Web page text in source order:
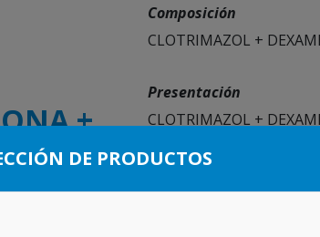
+
Composición
CLOTRIMAZOL +
Presentación
CLOTRIMAZOL +
tópica 40 g. (Reg. San.
DE PRODUCTOS